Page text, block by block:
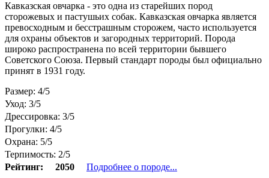
Кавказская овчарка - это одна из старейших пород
сторожевых и пастушьих собак. Кавказская овчарка является
превосходным и бесстрашным сторожем, часто используется
для охраны объектов и загородных территорий. Порода
широко распространена по всей территории бывшего
Советского Союза. Первый стандарт породы был официально
принят в 1931 году.
Размер: 4/5
Уход: 3/5
Дрессировка: 3/5
Прогулки: 4/5
Охрана: 5/5
Терпимость: 2/5
Рейтинг:
2050 Подробнее о породе...